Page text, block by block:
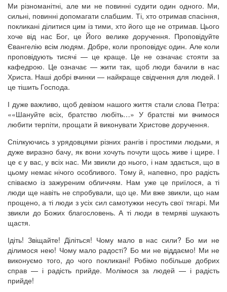
Ми різноманітні, але ми не повинні судити один одного. Ми,
сильні, повинні допомагати слабшим. Ті, хто отримав спасіння,
покликані ділитися цим із тими, хто його ще не отримав. Цього
хоче від нас Бог, це Його велике доручення. Проповідуйте
Євангелію всім людям. Добре, коли проповідує один. Але коли
проповідують тисячі — це краще. Це не означає стояти за
кафедрою. Це означає — жити так, щоб люди бачили в нас
Христа. Наші добрі вчинки — найкраще свідчення для людей. І
це тішить Господа.
І дуже важливо, щоб девізом нашого життя стали слова Петра:
««Шануйте всіх, братство любіть…» У братстві ми вчимося
любити терпіти, прощати й виконувати Христове доручення.
Спілкуючись з урядовцями різних рангів і простими людьми, я
дуже виразно бачу, як вони хочуть почути щось живе і щире. І
це є у вас, у всіх нас. Ми звикли до нього, і нам здається, що в
цьому немає нічого особливого. Тому й, напевно, про радість
співаємо із зажуреним обличчям. Нам уже це приїлося, а ті
люди ще навіть не спробували, що це. Ми вже звикли, що нам
прощено, а ті люди з усіх сил самотужки несуть свої тягарі. Ми
звикли до Божих благословень. А ті люди в темряві шукають
щастя.
Ідіть! Звіщайте! Діліться! Чому мало в нас сили? Бо ми не
ділимося нею! Чому мало радості? Бо ми не віддаємо! Ми не
виконуємо того, до чого покликані! Робімо побільше добрих
справ — і радість прийде. Молімося за людей — і радість
прийде!